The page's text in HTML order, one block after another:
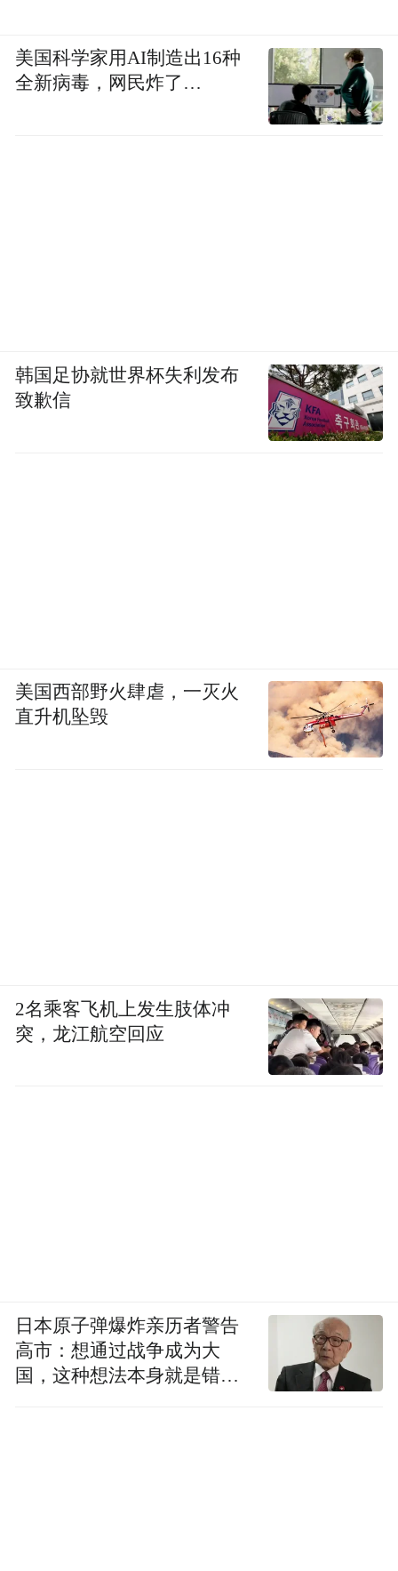
美国科学家用AI制造出16种
全新病毒，网民炸了…
韩国足协就世界杯失利发布
致歉信
美国西部野火肆虐，一灭火
直升机坠毁
2名乘客飞机上发生肢体冲
突，龙江航空回应
日本原子弹爆炸亲历者警告
高市：想通过战争成为大
国，这种想法本身就是错误